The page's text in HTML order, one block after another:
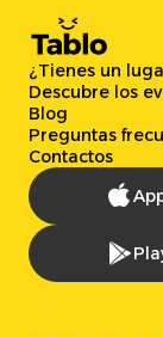
¿Tienes un
Descubre los
Blog
Preguntas
Contactos